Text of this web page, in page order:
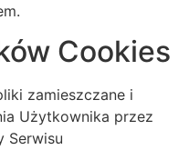
Cookies
zamieszczane i
Użytkownika przez
Serwisu